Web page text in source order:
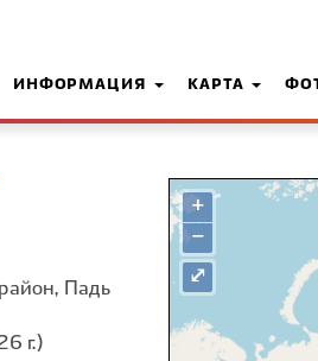
ИНФОРМАЦИЯ КАРТА
Падь
г.)
+
−
⤢